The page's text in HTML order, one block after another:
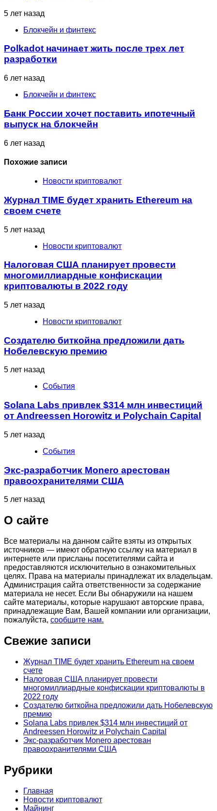
5 лет назад
Блокчейн и финтекс
Polkadot начинает жить после трех лет
разработки
6 лет назад
Блокчейн и финтекс
Банк России хочет поставить ипотечный
выпуск на блокчейн
6 лет назад
Похожие записи
Новости криптовалют
Журнал TIME будет хранить Ethereum на
своем счете
5 лет назад
Новости криптовалют
Налоговая США планирует провести
многомиллиардные конфискации
криптовалюты в 2022 году
5 лет назад
Новости криптовалют
Создателю биткойна предложили дать
Нобелевскую премию
5 лет назад
События
Solana Labs привлек $314 млн инвестиций
от Andreessen Horowitz и Polychain Capital
5 лет назад
События
Экс-разработчик Monero арестован
правоохранителями США
5 лет назад
О сайте
Все материалы на данном сайте взяты из открытых
источников — имеют обратную ссылку на материал в
интернете или присланы посетителями сайта и
предоставляются исключительно в ознакомительных
целях. Права на материалы принадлежат их владельцам.
Администрация сайта ответственности за содержание
материала не несет. Если Вы обнаружили на нашем
сайте материалы, которые нарушают авторские права,
принадлежащие Вам, Вашей компании или организации,
пожалуйста, сообщите нам.
Свежие записи
Журнал TIME будет хранить Ethereum на своем
счете
Налоговая США планирует провести
многомиллиардные конфискации криптовалюты в
2022 году
Создателю биткойна предложили дать Нобелевскую
премию
Solana Labs привлек $314 млн инвестиций от
Andreessen Horowitz и Polychain Capital
Экс-разработчик Monero арестован
правоохранителями США
Рубрики
Главная
Новости криптовалют
Майнинг